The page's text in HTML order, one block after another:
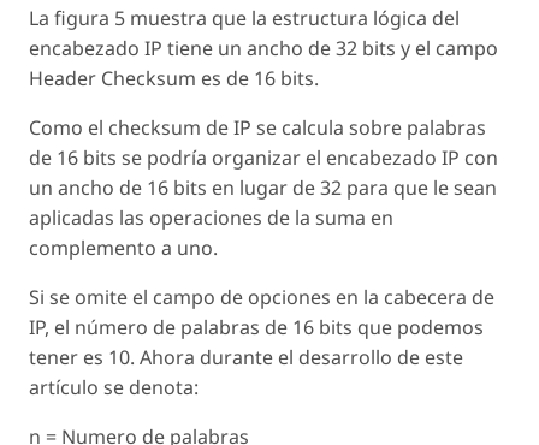
La figura 5 muestra que la estructura lógica del
encabezado IP tiene un ancho de 32 bits y el campo
Header Checksum es de 16 bits.
Como el checksum de IP se calcula sobre palabras
de 16 bits se podría organizar el encabezado IP con
un ancho de 16 bits en lugar de 32 para que le sean
aplicadas las operaciones de la suma en
complemento a uno.
Si se omite el campo de opciones en la cabecera de
IP, el número de palabras de 16 bits que podemos
tener es 10. Ahora durante el desarrollo de este
artículo se denota:
n = Numero de palabras